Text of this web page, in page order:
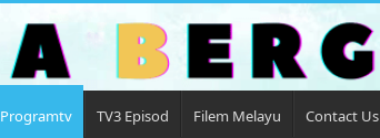
Programtv TV3 Episod Filem Melayu Contact Us